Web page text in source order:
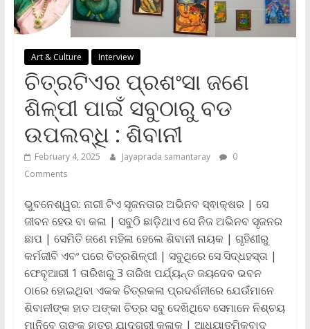
Art & Culture Interview
ଚିତ୍ରଟିଏର ପ୍ରଶଂସା ଜଣେ
ଶିଳ୍ପୀ ପାଇଁ ସବୁଠାରୁ ବଡ
ଉପଲବ୍ଧି : ଶିବାନୀ
February 4, 2025 Jayaprada samantaray
0
Comments
ଭୁବନେଶ୍ୱର: ନାରୀ ଟିଏ ସୃଜନତାର ଅଭିନବ ସ୍ଵାକ୍ଷର | ସେ
ଜୀବନ ହେଉ ବା କଳା | ସବୁଠି ଛାଡ଼ିଥାଏ ସେ ନିଜ ଅଭିନବ ସୃଜନର
ଛାପ | ସେମିତି ଜଣେ ମହିଳା ହେଲେ ଶିବାନୀ ନାୟକ | ଗୃହିଣୀରୁ
କର୍ମଜୀବି ଏବଂ ପରେ ଚିତ୍ରଶିଳ୍ପୀ | ସବୁଥିରେ ସେ ସିଦ୍ଧହସ୍ତା |
ଫେବୃଆରୀ 1 ତାରିଖରୁ 3 ତାରିଖ ପର୍ଯ୍ୟନ୍ତ ଜୟଦେବ ଭବନ
ଠାରେ ହୋଇଥିବା ଏକକ ଚିତ୍ରକଳା ପ୍ରଦର୍ଶନୀରେ ଯେଉଁମାନେ
ଶିବାନୀଙ୍କ ହାତ ଅଙ୍କା ଚିତ୍ର ସବୁ ଦେଖିଥିବେ ସେମାନେ ନିଶ୍ଚୟ
ମାନିବେ ତାଙ୍କ ହାତର ଯାଦୁଗରୀ କଳାକୁ | ଆଧ୍ୟାତ୍ମିକବାଦ